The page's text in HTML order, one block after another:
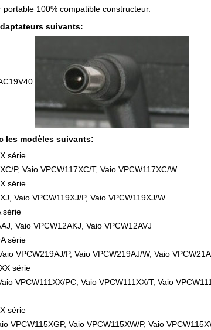
100% compatible constructeur.
suivants:
les modèles suivants:
série
P, Vaio VPCW117XC/T, Vaio VPCW117XC/W
série
Vaio VPCW119XJ/P, Vaio VPCW119XJ/W
série
Vaio VPCW12AKJ, Vaio VPCW12AVJ
série
VPCW219AJ/P, Vaio VPCW219AJ/W, Vaio
série
VPCW111XX/PC, Vaio VPCW111XX/T, Vaio
série
VPCW115XGP, Vaio VPCW115XW/P, Vaio